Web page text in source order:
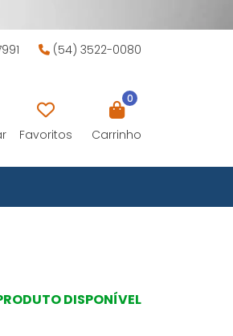
(54) 3522-0080
Favoritos
0
Carrinho
DISPONÍVEL